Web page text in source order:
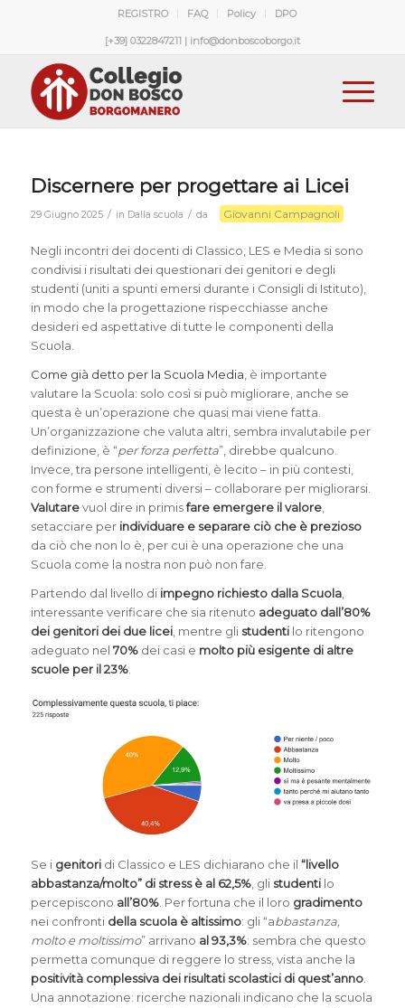
REGISTRO FAQ Policy DPO
[+39] 0322847211 | info@donboscoborgo.it
Discernere per progettare ai Licei
29 Giugno 2025 / in Dalla scuola / da Giovanni Campagnoli
Negli incontri dei docenti di Classico, LES e Media si sono
condivisi i risultati dei questionari dei genitori e degli
studenti (uniti a spunti emersi durante i Consigli di Istituto),
in modo che la progettazione rispecchiasse anche
desideri ed aspettative di tutte le componenti della
Scuola.
Come già detto per la Scuola Media , è importante
valutare la Scuola: solo così si può migliorare, anche se
questa è un’operazione che quasi mai viene fatta.
Un’organizzazione che valuta altri, sembra invalutabile per
definizione, è “per forza perfetta”, direbbe qualcuno.
Invece, tra persone intelligenti, è lecito – in più contesti,
con forme e strumenti diversi – collaborare per migliorarsi.
Valutarevuol dire in primisfare emergere il valore,
setacciare per individuare e separare ciò che è prezioso
da ciò che non lo è, per cui è una operazione che una
Scuola come la nostra non può non fare.
Partendo dal livello diimpegno richiesto dalla Scuola,
interessante verificare che sia ritenuto adeguato dall’80%
dei genitori dei due licei, mentre gli studenti lo ritengono
adeguato nel 70% dei casi e molto più esigente di altre
scuole per il 23%.
Se i genitori di Classico e LES dichiarano che il “livello
abbastanza/molto” di stressè al 62,5%, gli studentilo
percepiscono all’80%. Per fortuna che il loro gradimento
nei confronti della scuola è altissimo: gli “abbastanza,
molto e moltissimo” arrivano al 93,3%: sembra che questo
permetta comunque di reggere lo stress, vista anche la
positività complessiva dei risultati scolastici di quest’anno.
Una annotazione: ricerche nazionali indicano che la scuola